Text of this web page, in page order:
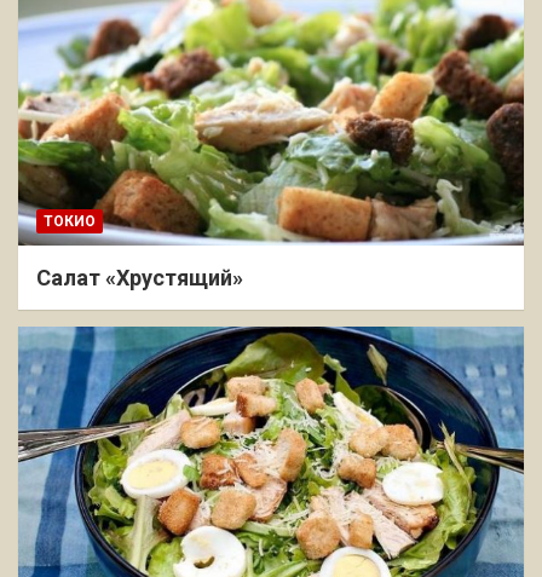
ТОКИО
Салат «Хрустящий»